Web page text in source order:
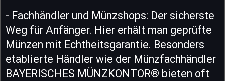
- Fachhändler und Münzshops: Der sicherste
Weg für Anfänger. Hier erhält man geprüfte
Münzen mit Echtheitsgarantie. Besonders
etablierte Händler wie der Münzfachhändler
BAYERISCHES MÜNZKONTOR® bieten oft